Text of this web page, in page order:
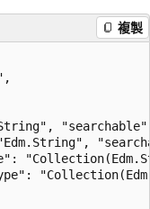
複製